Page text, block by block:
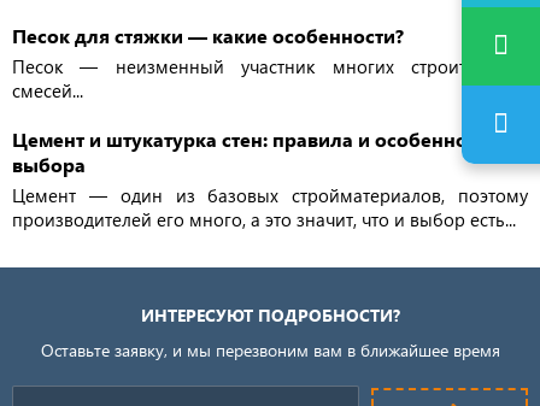
Песок для стяжки — какие особенности?
Песок — неизменный участник многих строительных
смесей...
Цемент и штукатурка стен: правила и особенности
выбора
Цемент — один из базовых стройматериалов, поэтому
производителей его много, а это значит, что и выбор есть...
ИНТЕРЕСУЮТ ПОДРОБНОСТИ?
Оставьте заявку, и мы перезвоним вам в ближайшее время